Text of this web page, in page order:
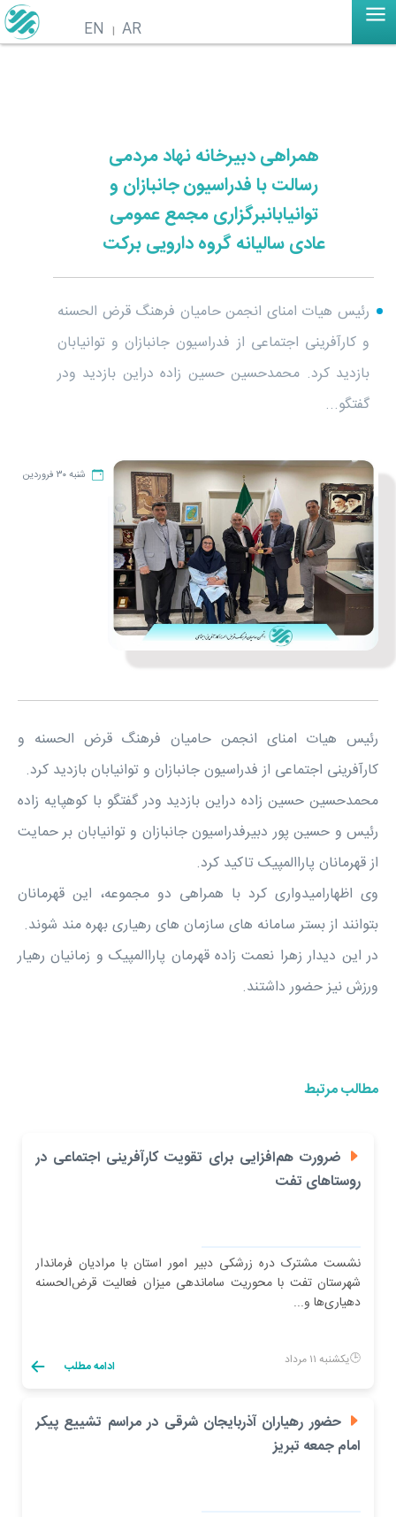
AR
EN
همراهی دبیرخانه نهاد مردمی
رسالت با فدراسیون جانبازان و
توانیابانبرگزاری مجمع عمومی
عادی سالیانه گروه دارویی برکت
رئیس هیات امنای انجمن حامیان فرهنگ قرض الحسنه
و کارآفرینی اجتماعی از فدراسیون جانبازان و توانیابان
بازدید کرد. محمدحسین حسین زاده دراین بازدید ودر
گفتگو...
شنبه ۳۰ فروردین
رئیس هیات امنای انجمن حامیان فرهنگ قرض الحسنه و
کارآفرینی اجتماعی از فدراسیون جانبازان و توانیابان بازدید کرد.
محمدحسین حسین زاده دراین بازدید ودر گفتگو با کوهپایه زاده
رئیس و حسین پور دبیرفدراسیون جانبازان و توانیابان بر حمایت
از قهرمانان پاراالمپیک تاکید کرد.
وی اظهارامیدواری کرد با همراهی دو مجموعه، این قهرمانان
بتوانند از بستر سامانه های سازمان های رهیاری بهره مند شوند.
در این دیدار زهرا نعمت زاده قهرمان پاراالمپیک و زمانیان رهیار
ورزش نیز حضور داشتند.
مطالب مرتبط
ضرورت هم‌افزایی برای تقویت کارآفرینی اجتماعی در
روستاهای تفت
نشست مشترک دره زرشکی دبیر امور استان با مرادیان فرماندار
شهرستان تفت با محوریت ساماندهی میزان فعالیت قرض‌الحسنه
دهیاری‌ها و...
یکشنبه ۱۱ مرداد ادامه مطلب
حضور رهیاران آذربایجان شرقی در مراسم تشییع پیکر
امام جمعه تبریز